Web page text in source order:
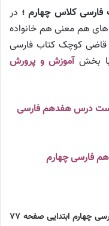
کلاس چهارم ؛ در
های هم معنی هم خانواده
کوچک کتاب فارسی
با بخشآموزش و پرورش
درس هفدهم فارسی
فارسی چهارم
جواب درس آزاد نهم فارسی چهارم ابتدایی صفحه ۷۷